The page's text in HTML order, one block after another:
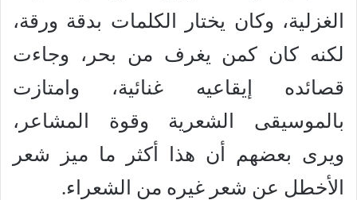
الغزلية، وكان يختار الكلمات بدقة ورقة،
لكنه كان كمن يغرف من بحر، وجاءت
قصائده إيقاعيه غنائية، وامتازت
بالموسيقى الشعرية وقوة المشاعر،
ويرى بعضهم أن هذا أكثر ما ميز شعر
الأخطل عن شعر غيره من الشعراء.